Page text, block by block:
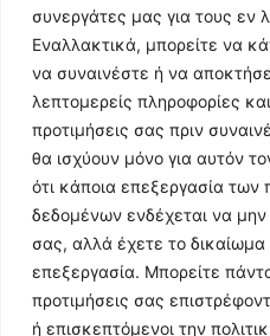
συνεργάτες μας για τους εν
Εναλλακτικά, μπορείτε να
να συναινέστε ή να
λεπτομερείς πληροφορίες
προτιμήσεις σας πριν
θα ισχύουν μόνο για αυτόν
ότι κάποια επεξεργασία
δεδομένων ενδέχεται να
σας, αλλά έχετε το δικαίωμα
επεξεργασία. Μπορείτε
προτιμήσεις σας
ή επισκεπτόμενοι την
© 2024 All
Η ιστοσελίδα
ηλεκτρονικό Μητρώο
και Ενημέρωσης (Αριθμός ΜΗΤ